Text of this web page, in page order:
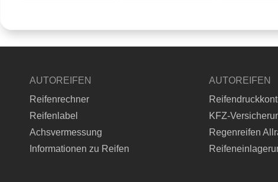
AUTOREIFEN
Reifenrechner
Reifenlabel
Achsvermessung
Informationen zu Reifen
AUTOREIFEN
KFZ-
Regenreifen